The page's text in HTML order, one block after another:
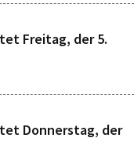
Freitag, der 5.
Donnerstag, der